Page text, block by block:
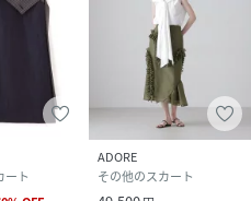
不可、ドライクリーニング
120-16 NK9806)
ート
ADORE
その他のスカート